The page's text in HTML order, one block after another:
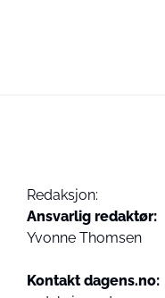
Redaksjon:
Ansvarlig redaktør:
Yvonne Thomsen
Kontakt dagens.no: